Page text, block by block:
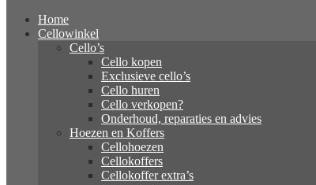
Home
Cellowinkel
Cello’s
Cello kopen
Exclusieve cello’s
Cello huren
Cello verkopen?
Onderhoud, reparaties en advies
Hoezen en Koffers
Cellohoezen
Cellokoffers
Cellokoffer extra’s